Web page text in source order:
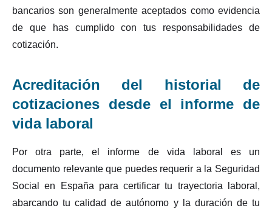
bancarios son generalmente aceptados como evidencia
de que has cumplido con tus responsabilidades de
cotización.
Acreditación del historial de
cotizaciones desde el informe de
vida laboral
Por otra parte, el informe de vida laboral es un
documento relevante que puedes requerir a la Seguridad
Social en España para certificar tu trayectoria laboral,
abarcando tu calidad de autónomo y la duración de tu